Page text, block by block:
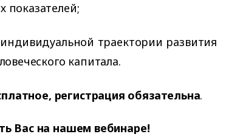
показателей;
траектории развития
капитала.
регистрация обязательна.
Вас на нашем вебинаре!